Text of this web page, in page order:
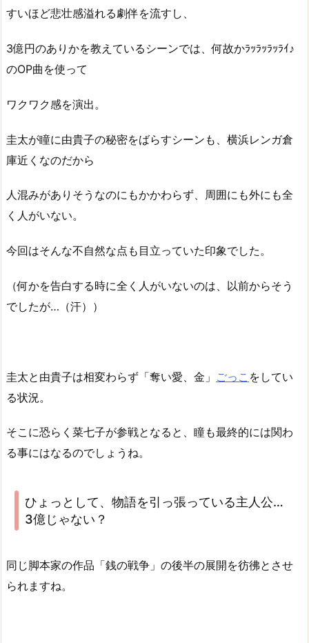
すいほど悲壮感溢れる劇伴を流すし、
3億円のありかを教えているシーンでは、何故かﾗｯﾗｯﾗｯﾗｲ♪
のOP曲を使って
ワクワク感を演出。
圭太が瞳に由貴子の秘密をばらすシーンも、横浜レンガ倉
庫近くなのだから
人混みがありそうなのにもかかわらず、周囲にも外にも全
く人がいない。
今回はそんな不自然な点も目立っていた印象でした。
（何かを告白する時に全く人がいないのは、以前からそう
でしたが…（汗））
圭太と由貴子は相変わらず「奪い愛、金」 ごっこ をしてい
る状況。
そこに恐らく菜七子が参戦となると、瞳も最終的には関わ
る事にはなるのでしょうね。
ひょっとして、物語を引っ張っている主人公…
3億じゃない？
同じ脚本家の作品「銭の戦争」の後半の展開を彷彿とさせ
られますね。